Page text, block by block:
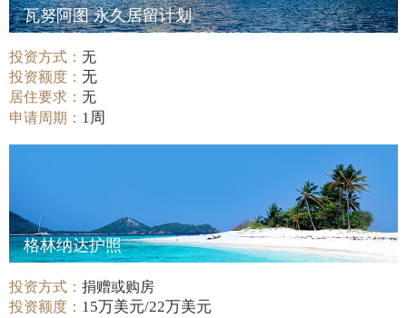
瓦努阿图 永久居留计划
投资方式：无
投资额度：无
居住要求：无
申请周期： 1周
格林纳达护照
投资方式：捐赠或购房
投资额度： 15万美元/22万美元